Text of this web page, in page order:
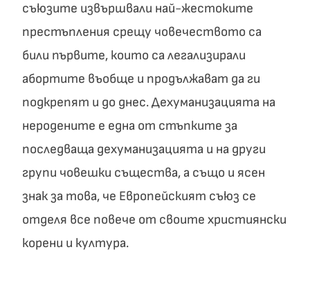
съюзите извършвали най-жестоките
престъпления срещу човечеството са
били първите, които са легализирали
абортите въобще и продължават да ги
подкрепят и до днес. Дехуманизацията на
неродените е една от стъпките за
последваща дехуманизацията и на други
групи човешки същества, а също и ясен
знак за това, че Европейският съюз се
отделя все повече от своите християнски
корени и култура.